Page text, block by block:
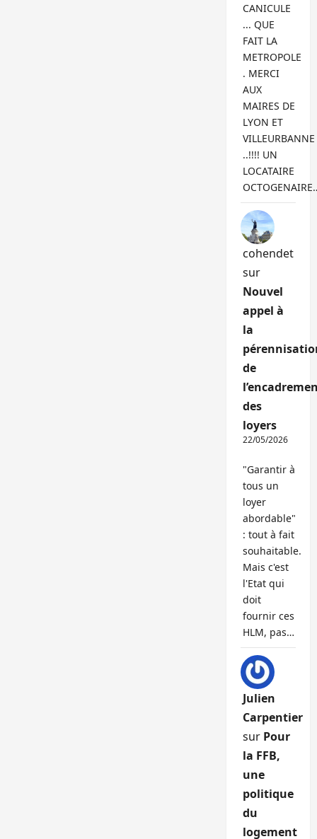
CANICULE
... QUE
FAIT LA
METROPOLE
. MERCI
AUX
MAIRES DE
LYON ET
VILLEURBANNE
..!!!! UN
LOCATAIRE
cohendet
sur
Nouvel
appel à
la
de
des
loyers
22/05/2026
"Garantir à
tous un
loyer
abordable"
: tout à fait
souhaitable.
Mais c'est
l'Etat qui
doit
fournir ces
HLM, pas…
Julien
Carpentier
sur Pour
la FFB,
une
politique
du
logement